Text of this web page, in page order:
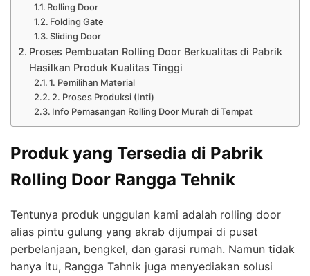
Rolling Door
Folding Gate
Sliding Door
Proses Pembuatan Rolling Door Berkualitas di Pabrik
Hasilkan Produk Kualitas Tinggi
1. Pemilihan Material
2. Proses Produksi (Inti)
Info Pemasangan Rolling Door Murah di Tempat
Produk yang Tersedia di Pabrik
Rolling Door Rangga Tehnik
Tentunya produk unggulan kami adalah rolling door
alias pintu gulung yang akrab dijumpai di pusat
perbelanjaan, bengkel, dan garasi rumah. Namun tidak
hanya itu, Rangga Tahnik juga menyediakan solusi